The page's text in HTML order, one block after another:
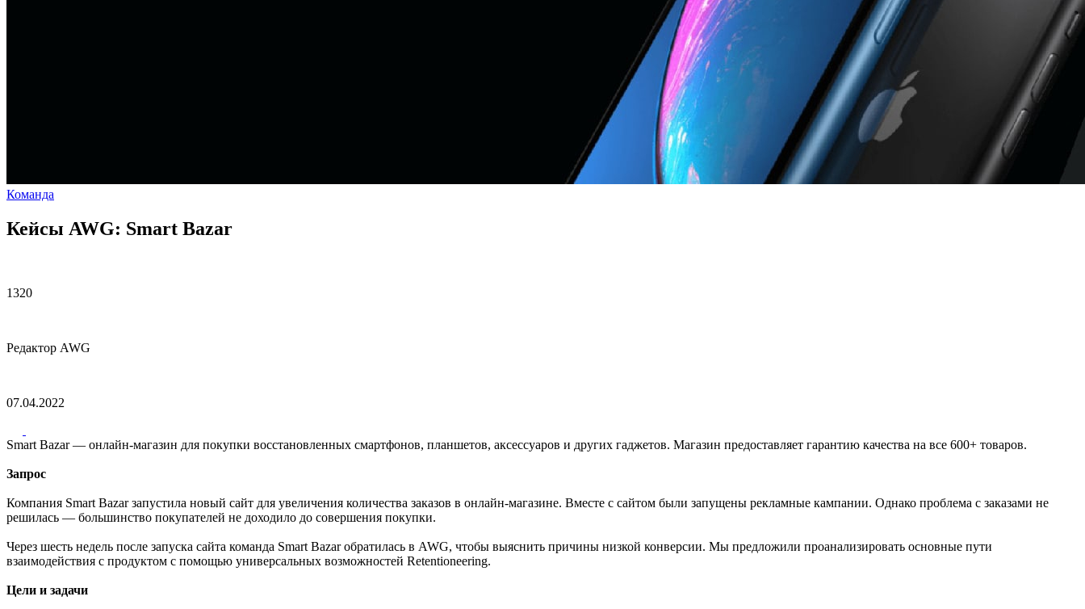
Команда
Кейсы AWG: Smart Bazar
1320
Редактор AWG
07.04.2022
Smart Bazar — онлайн-магазин для покупки восстановленных смартфонов, планшетов, аксессуаров и других гаджетов. Магазин предоставляет гарантию качества на все 600+ товаров.
Запрос
Компания Smart Bazar запустила новый сайт для увеличения количества заказов в онлайн-магазине. Вместе с сайтом были запущены рекламные кампании. Однако проблема с заказами не
решилась — большинство покупателей не доходило до совершения покупки.
Через шесть недель после запуска сайта команда Smart Bazar обратилась в AWG, чтобы выяснить причины низкой конверсии. Мы предложили проанализировать основные пути
взаимодействия с продуктом с помощью универсальных возможностей Retentioneering.
Цели и задачи